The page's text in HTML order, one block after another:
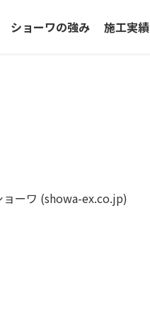
ショーワの強み 施工実績
ョーワ (showa-ex.co.jp)